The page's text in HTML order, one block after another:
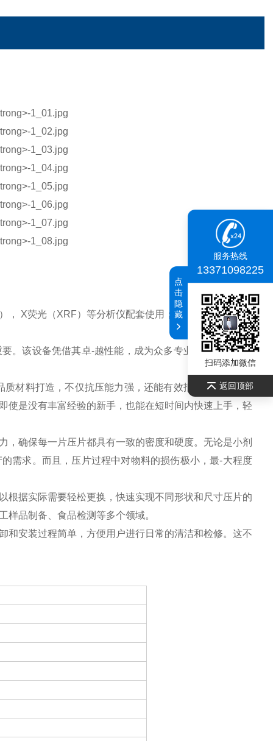
， X荧光（XRF）等分析仪配套使用；广泛应用于超导、
。该设备凭借其卓-越性能，成为众多专业人士的得力助
材料打造，不仅抗压能力强，还能有效抵御日常使用中
使是没有丰富经验的新手，也能在短时间内快速上手，轻
确保每一片压片都具有一致的密度和硬度。无论是小剂
需求。而且，压片过程中对物料的损伤极小，最-大程度
根据实际需要轻松更换，快速实现不同形状和尺寸压片的
品制备、食品检测等多个领域。
和安装过程简单，方便用户进行日常的清洁和检修。这不
服务热线
13371098225
扫码添加微信
返回顶部
点
击
隐
藏